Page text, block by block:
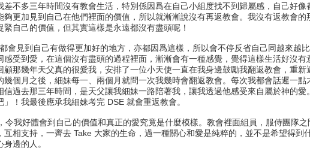
不多三年時間沒有教會生活，特別係因爲在自己小組度找不到歸屬感，自己好像
更加見到自己在他們裡面的價值，所以就漸漸說沒有再返教會。我沒有返教會的
自己的價值，但其實這樣是永遠都沒有盡頭呢！
會見到自己有做得更加好的地方，亦都因爲這樣，所以會不停反省自己同越來越
受到愛，在這個沒有盡頭的過程裡面，漸漸會有一種感覺，覺得這樣生活好沒有
那幾年天父真的很愛我，安排了一位小天使一直在我身邊鼓勵我翻返教會，重新
個月之後，細妹每一、兩個月就問一次我幾時會翻返教會。每次我都會話遲一點
過去那三年時間，是天父讓我細妹一路陪著我，讓我透過他感受來自屬於神的愛。
！我最後應承我細妹考完 DSE 就會重返教會。
令我好體會到自己的價值和真正的愛究竟是什麼模樣。教會裡面組員，服侍團隊之
相支持，一齊去 Take 大家的生命，過一種關心和愛是純粹的，並不是希望得到
邊的人。